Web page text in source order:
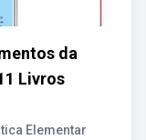
da
Livros
Elementar